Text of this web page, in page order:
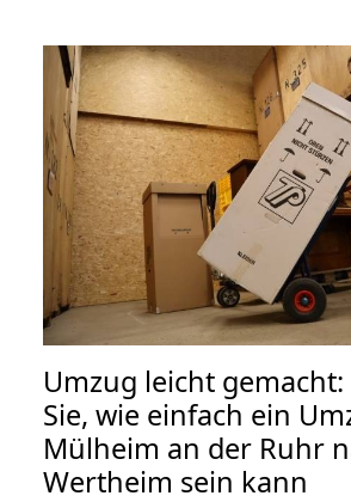
Umzug leicht
Sie, wie einfach ein
Mülheim an der Ruhr
Wertheim sein kann